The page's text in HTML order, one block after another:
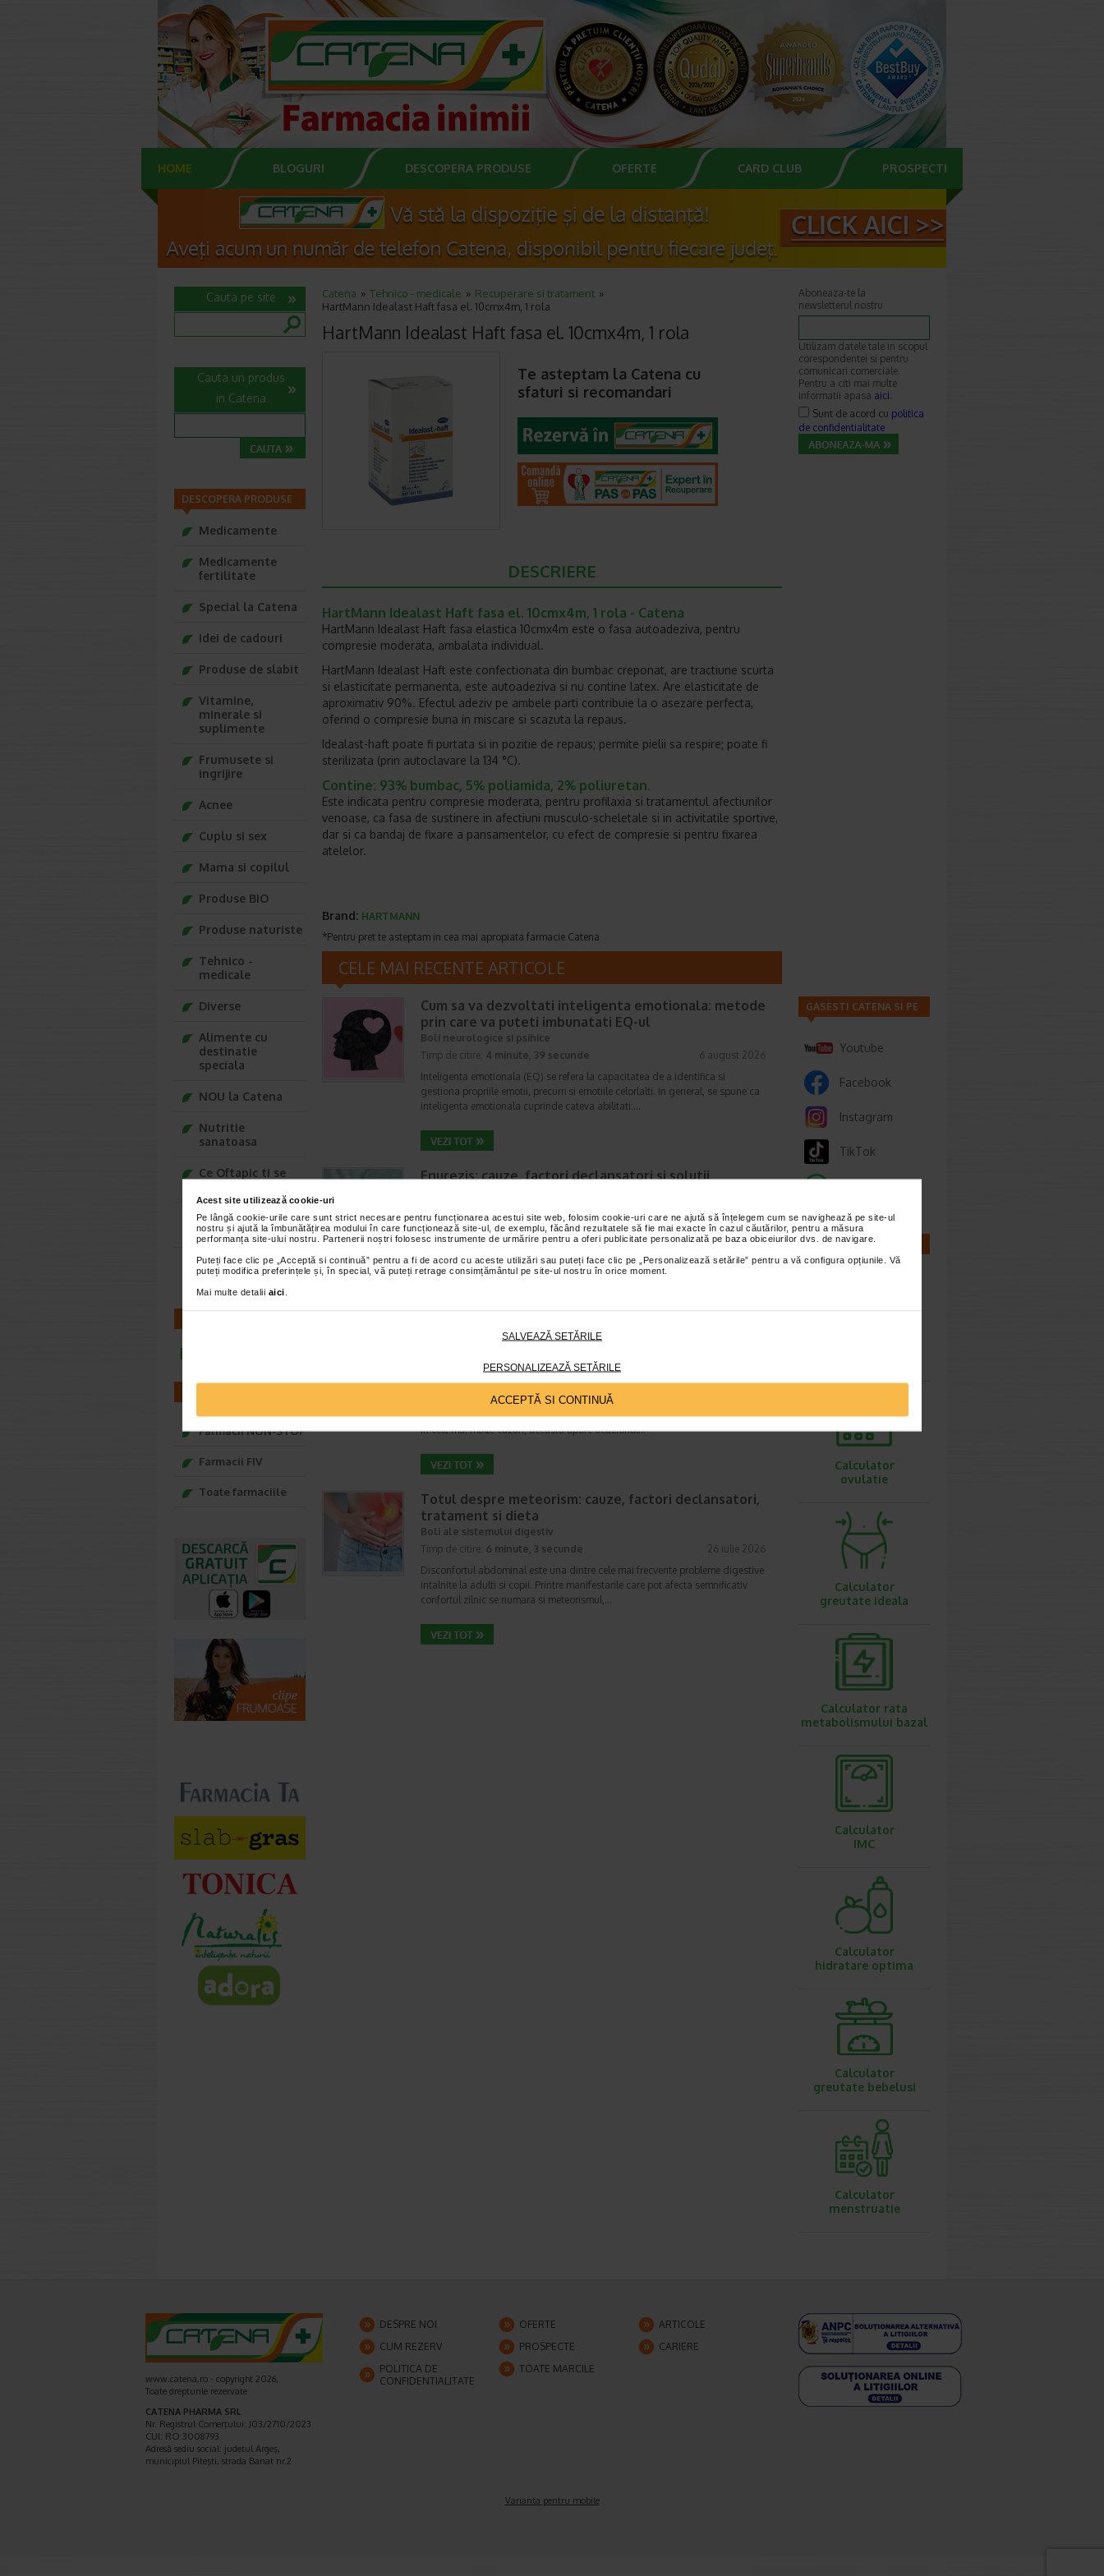
Acest site utilizează cookie-uri
Pe lângă cookie-urile care sunt strict necesare pentru funcționarea acestui site web, folosim cookie-uri care ne ajută să înțelegem cum se navighează pe site-ul
nostru și ajută la îmbunătățirea modului în care funcționează site-ul, de exemplu, făcând rezultatele să fie mai exacte în cazul căutărilor, pentru a măsura
performanța site-ului nostru. Partenerii noștri folosesc instrumente de urmărire pentru a oferi publicitate personalizată pe baza obiceiurilor dvs. de navigare.
Puteți face clic pe „Acceptă si continuă” pentru a fi de acord cu aceste utilizări sau puteți face clic pe „Personalizează setările” pentru a vă configura opțiunile. Vă
puteți modifica preferințele și, în special, vă puteți retrage consimțământul pe site-ul nostru în orice moment.
Mai multe detalii aici
SALVEAZĂ SETĂRILE
PERSONALIZEAZĂ SETĂRILE
ACCEPTĂ SI CONTINUĂ
HOME BLOGURI DESCOPERA PRODUSE OFERTE CARD CLUB PROSPECTE
Catena Tehnico - medicale
Recuperare si tratament
HartMann Idealast Haft fasa el. 10cmx4m, 1 rola
HartMann Idealast Haft fasa el. 10cmx4m, 1 rola
Te asteptam la Catena cu
sfaturi si recomandari
DESCRIERE
HartMann Idealast Haft fasa el. 10cmx4m, 1 rola - Catena
HartMann Idealast Haft fasa elastica 10cmx4m este o fasa autoadeziva, pentru
compresie moderata, ambalata individual.
HartMann Idealast Haft este confectionata din bumbac creponat, are tractiune scurta
si elasticitate permanenta, este autoadeziva si nu contine latex. Are elasticitate de
aproximativ 90%. Efectul adeziv pe ambele parti contribuie la o asezare perfecta,
oferind o compresie buna in miscare si scazuta la repaus.
Idealast-haft poate fi purtata si in pozitie de repaus; permite pielii sa respire; poate fi
sterilizata (prin autoclavare la 134 °C).
Contine: 93% bumbac, 5% poliamida, 2% poliuretan.
Este indicata pentru compresie moderata, pentru profilaxia si tratamentul afectiunilor
venoase, ca fasa de sustinere in afectiuni musculo-scheletale si in activitatile sportive,
dar si ca bandaj de fixare a pansamentelor, cu efect de compresie si pentru fixarea
atelelor.
Brand: HARTMANN
*Pentru pret te asteptam in cea mai apropiata farmacie Catena
CELE MAI RECENTE ARTICOLE
Cum sa va dezvoltati inteligenta emotionala: metode
prin care va puteti imbunatati EQ-ul
Boli neurologice si psihice
Timp de citire: 4 minute, 39 secunde
6 august 2026
Inteligenta emotionala (EQ) se refera la capacitatea de a identifica si
gestiona propriile emotii, precum si emotiile celorlalti. In general, se spune ca
inteligenta emotionala cuprinde cateva abilitati:…
Enurezis: cauze, factori declansatori si solutii
Enurezisul este termenul medical pentru pierderea accidentala de urina, de
obicei in timpul somnului. Este o afectiune frecventa atat in randul copiilor,
cat si al adultilor. Enurezisul este considerat…
Senzatia de prea plin: cand indica o afectiune si cum o
Boli ale sistemului digestiv
Multi oameni au experimentat macar o data dupa masa o senzatie de prea
plin, chiar si atunci cand nu au consumat o cantitate foarte mare de alimente.
In cele mai multe cazuri, aceasta apare ocazional…
Totul despre meteorism: cauze, factori declansatori,
tratament si dieta
Boli ale sistemului digestiv
Timp de citire: 6 minute, 3 secunde
26 iulie 2026
Disconfortul abdominal este una dintre cele mai frecvente probleme digestive
intalnite la adulti si copii. Printre manifestarile care pot afecta semnificativ
confortul zilnic se numara si meteorismul,…
Cauta pe site
Cauta un produs
in Catena
DESCOPERA PRODUSE
Medicamente
Medicamente
fertilitate
Special la Catena
Idei de cadouri
Produse de slabit
Vitamine,
minerale si
suplimente
Frumusete si
ingrijire
Acnee
Cuplu si sex
Mama si copilul
Produse BIO
Produse naturiste
Tehnico -
medicale
Diverse
Alimente cu
destinatie
speciala
NOU la Catena
Nutritie
sanatoasa
Ce Oftapic ti se
Adora – Adorabili
din prima clipa
Seturi cadou
Baylis&Harding
Farmacii NON-STOP
Farmacii FIV
Toate farmaciile
Aboneaza-te la
newsletterul nostru
Utilizam datele tale in scopul
corespondentei si pentru
comunicari comerciale.
Pentru a citi mai multe
informatii apasa aici.
Sunt de acord cu politica
de confidentialitate
GASESTI CATENA SI PE
Youtube
Facebook
Instagram
TikTok
CALCULATOARE
Calculator
ovulatie
Calculator
greutate ideala
Calculator rata
metabolismului bazal
Calculator
IMC
Calculator
hidratare optima
Calculator
greutate bebelusi
Calculator
menstruatie
www.catena.ro - copyright 2026,
Toate drepturile rezervate
CATENA PHARMA SRL
Nr. Registrul Comerţului: J03/2710/2023
CUI: RO 3008793
Adresă sediu social: judetul Argeş,
municipiul Piteşti, strada Banat nr.2
DESPRE NOI OFERTE
ARTICOLE
CUM REZERV
PROSPECTE
CARIERE
POLITICA DE
CONFIDENTIALITATE
TOATE MARCILE
Varianta pentru mobile